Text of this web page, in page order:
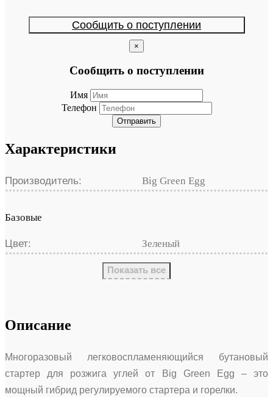
Сообщить о поступлении
×
Сообщить о поступлении
Имя
Телефон
Отправить
Характеристики
Производитель: Big Green Egg
Базовые
Цвет: Зеленый
Показать все
Описание
Многоразовый легковоспламеняющийся бутановый
стартер для розжига углей от Big Green Egg – это
мощный гибрид регулируемого стартера и горелки.